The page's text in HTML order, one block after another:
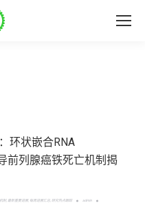
环状嵌合RNA
前列腺癌铁死亡机制揭
制, 最新重要进展 每周进展汇总 研究热点跟踪 admin